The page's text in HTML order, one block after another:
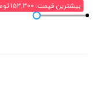
بیشترین قیمت: 153,300 تومان